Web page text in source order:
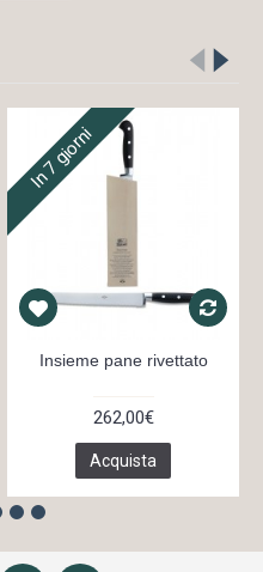
In 7 giorni
Insieme pane rivettato
262,00€
Acquista